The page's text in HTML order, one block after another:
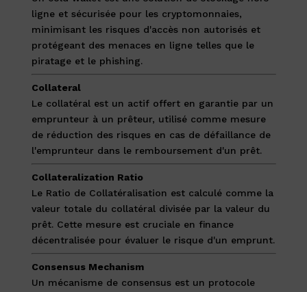
ligne et sécurisée pour les cryptomonnaies,
minimisant les risques d'accès non autorisés et
protégeant des menaces en ligne telles que le
piratage et le phishing.
Collateral
Le collatéral est un actif offert en garantie par un
emprunteur à un prêteur, utilisé comme mesure
de réduction des risques en cas de défaillance de
l'emprunteur dans le remboursement d'un prêt.
Collateralization Ratio
Le Ratio de Collatéralisation est calculé comme la
valeur totale du collatéral divisée par la valeur du
prêt. Cette mesure est cruciale en finance
décentralisée pour évaluer le risque d'un emprunt.
Consensus Mechanism
Un mécanisme de consensus est un protocole